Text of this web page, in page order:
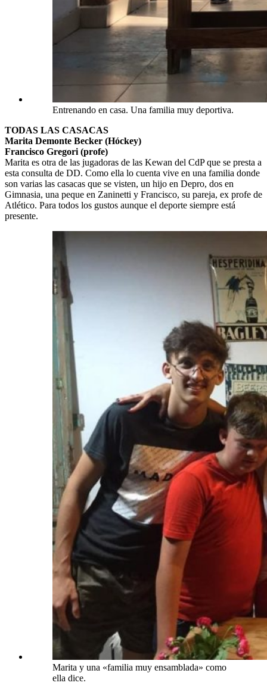
Entrenando en casa. Una familia muy deportiva.
TODAS LAS CASACAS
Marita Demonte Becker (Hóckey)
Francisco Gregori (profe)
Marita es otra de las jugadoras de las Kewan del CdP que se presta a
esta consulta de DD. Como ella lo cuenta vive en una familia donde
son varias las casacas que se visten, un hijo en Depro, dos en
Gimnasia, una peque en Zaninetti y Francisco, su pareja, ex profe de
Atlético. Para todos los gustos aunque el deporte siempre está
presente.
Marita y una «familia muy ensamblada» como
ella dice.